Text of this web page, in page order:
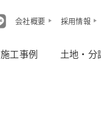
会社概要 採用情報
施工事例 土地・分